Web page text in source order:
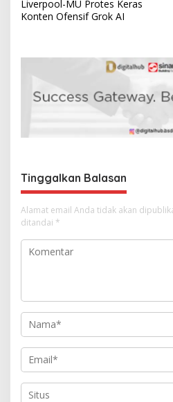
a
i
o
s
Liverpool-MU Protes Keras
Konten Ofensif Grok AI
Tinggalkan Balasan
Alamat email Anda tidak akan
ditandai *